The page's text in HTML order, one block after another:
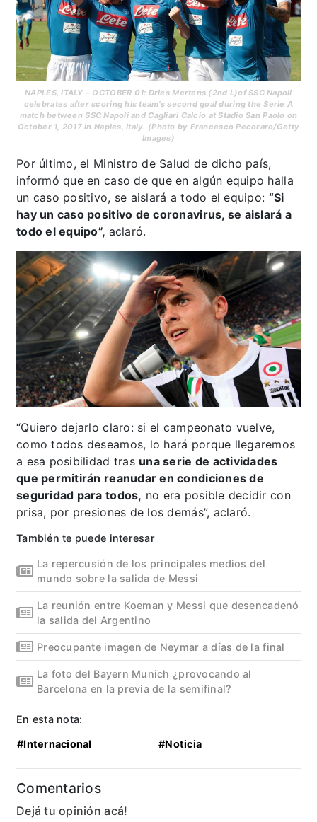
NAPLES, ITALY – OCTOBER 01: Dries Mertens (2nd L)of SSC Napoli
celebrates after scoring his team’s second goal during the Serie A
match between SSC Napoli and Cagliari Calcio at Stadio San Paolo on
October 1, 2017 in Naples, Italy. (Photo by Francesco Pecoraro/Getty
Images)
Por último, el Ministro de Salud de dicho país,
informó que en caso de que en algún equipo halla
un caso positivo, se aislará a todo el equipo: “Si
hay un caso positivo de coronavirus, se aislará a
todo el equipo”, aclaró.
“Quiero dejarlo claro: si el campeonato vuelve,
como todos deseamos, lo hará porque llegaremos
a esa posibilidad tras una serie de actividades
que permitirán reanudar en condiciones de
seguridad para todos, no era posible decidir con
prisa, por presiones de los demás”, aclaró.
También te puede interesar
La repercusión de los principales medios del
mundo sobre la salida de Messi
La reunión entre Koeman y Messi que desencadenó
la salida del Argentino
Preocupante imagen de Neymar a días de la final
La foto del Bayern Munich ¿provocando al
Barcelona en la previa de la semifinal?
En esta nota:
#Internacional #Noticia
Comentarios
Dejá tu opinión acá!